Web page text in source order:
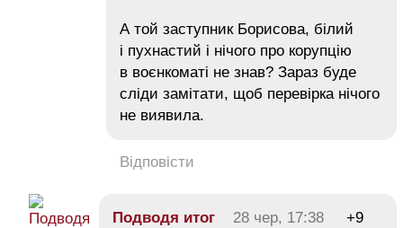
А той заступник Борисова, білий
і пухнастий і нічого про корупцію
в воєнкоматі не знав? Зараз буде
сліди замітати, щоб перевірка нічого
не виявила.
Відповісти
Подводя итог 28 чер, 17:38 +9